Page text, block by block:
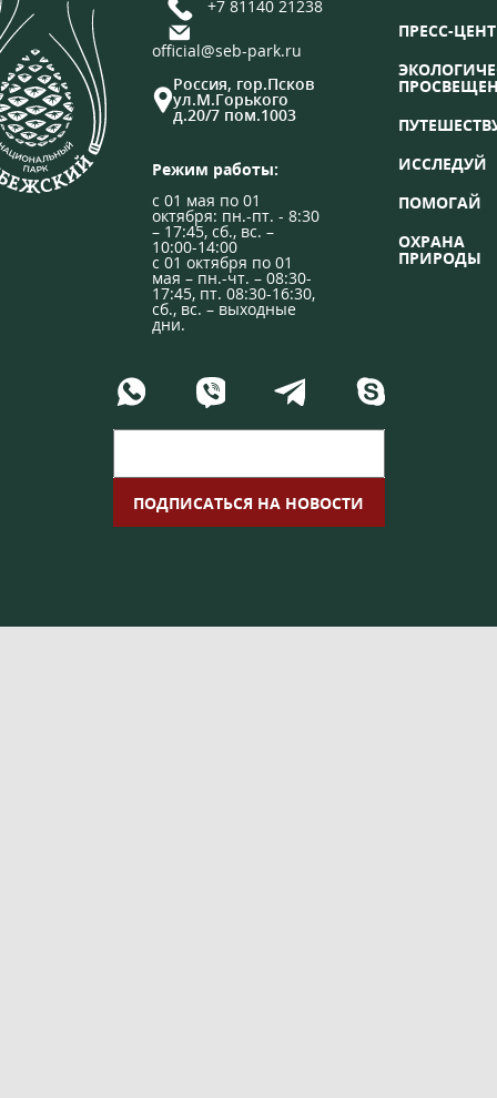
+7 81140 21238
official@seb-park.ru
Россия, гор.Псков
ул.М.Горького
д.20/7 пом.1003
Режим работы:
с 01 мая по 01
октября: пн.-пт. - 8:30
– 17:45, сб., вс. –
10:00-14:00
с 01 октября по 01
мая – пн.-чт. – 08:30-
17:45, пт. 08:30-16:30,
сб., вс. – выходные
дни.
ПРЕСС-
ИССЛЕДУЙ
ПОМОГАЙ
ОХРАНА
ПРИРОДЫ